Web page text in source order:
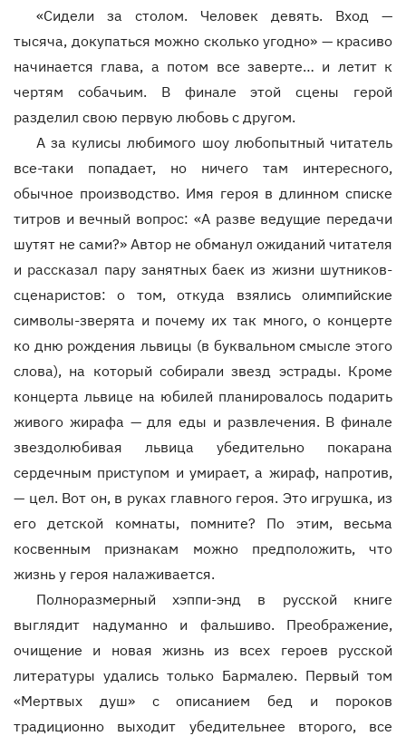
«Сидели за столом. Человек девять. Вход —
тысяча, докупаться можно сколько угодно» — красиво
начинается глава, а потом все заверте… и летит к
чертям собачьим. В финале этой сцены герой
разделил свою первую любовь с другом.
А за кулисы любимого шоу любопытный читатель
все-таки попадает, но ничего там интересного,
обычное производство. Имя героя в длинном списке
титров и вечный вопрос: «А разве ведущие передачи
шутят не сами?» Автор не обманул ожиданий читателя
и рассказал пару занятных баек из жизни шутников-
сценаристов: о том, откуда взялись олимпийские
символы-зверята и почему их так много, о концерте
ко дню рождения львицы (в буквальном смысле этого
слова), на который собирали звезд эстрады. Кроме
концерта львице на юбилей планировалось подарить
живого жирафа — для еды и развлечения. В финале
звездолюбивая львица убедительно покарана
сердечным приступом и умирает, а жираф, напротив,
— цел. Вот он, в руках главного героя. Это игрушка, из
его детской комнаты, помните? По этим, весьма
косвенным признакам можно предположить, что
жизнь у героя налаживается.
Полноразмерный хэппи-энд в русской книге
выглядит надуманно и фальшиво. Преображение,
очищение и новая жизнь из всех героев русской
литературы удались только Бармалею. Первый том
«Мертвых душ» с описанием бед и пороков
традиционно выходит убедительнее второго, все